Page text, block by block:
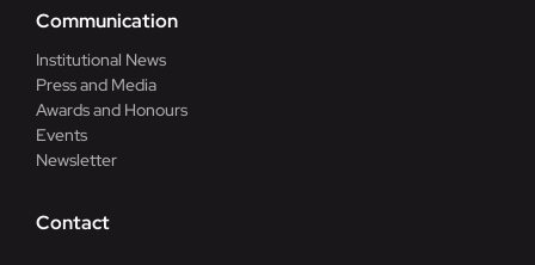
Communication
Institutional News
Press and Media
Awards and Honours
Events
Newsletter
Contact